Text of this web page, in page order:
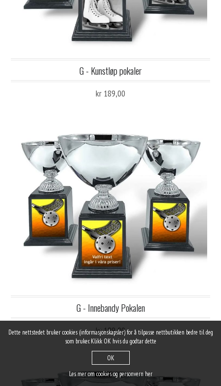
G - Kunstløp pokaler
kr 189,00
G - Innebandy Pokalen
kr 189,00
Dette nettstedet bruker cookies (informasjonskapsler) for å tilpasse nettbutikken bedre til deg
som bruker.Klikk OK hvis du godtar dette
OK
Les mer om cookies og personvern her